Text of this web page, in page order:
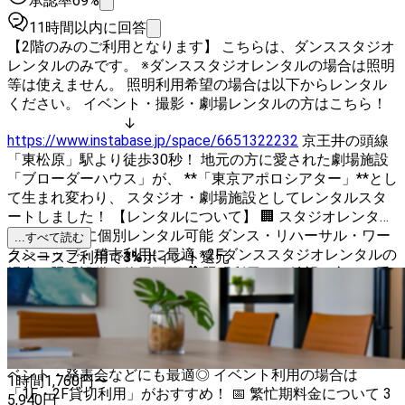
11時間以内に回答
【2階のみのご利用となります】 こちらは、ダンススタジオ
レンタルのみです。 ※ダンススタジオレンタルの場合は照明
等は使えません。 照明利用希望の場合は以下からレンタル
ください。 イベント・撮影・劇場レンタルの方はこちら！
↓
https://www.instabase.jp/space/6651322232
「東松原」駅より徒歩30秒！ 地元の方に愛された劇場施設
「ブローダーハウス」が、 **「東京アポロシアター」**とし
て生まれ変わり、 スタジオ・劇場施設としてレンタルスタ
ートしました！ 【レンタルについて】 🏢 スタジオレンタル
1F・2Fともに個別レンタル可能 ダンス・リハーサル・ワー
クショップ・稽古利用に最適 ※2Fダンススタジオレンタルの
場合、照明設備は使用不可 🎥 照明利用をご希望の方へ（重
要） 照明設備の使用をご希望の場合は、 以下プランよりレ
ンタルをお願いいたします。 ・撮影プラン ・イベントプラ
ン ・舞台プラン ⚠️ スタジオレンタルプランでは照明利用は
できません。 🎭 イベント利用について 舞台公演・ダンスイ
ベント・発表会などにも最適◎ イベント利用の場合は
「1F・2F貸切利用」がおすすめ！ 📅 繁忙期料金について 3
...すべて読む
スペースご利用で3%ポイント還元
1時間1,760円〜
5,940円